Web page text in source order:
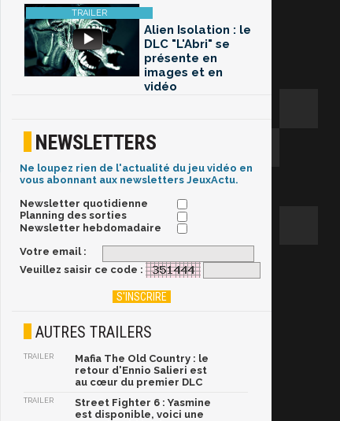
Alien Isolation : le
DLC "L'Abri" se
présente en
images et en
vidéo
NEWSLETTERS
Ne loupez rien de l'actualité du jeu vidéo en
vous abonnant aux newsletters JeuxActu.
Newsletter quotidienne
Planning des sorties
Newsletter hebdomadaire
Votre email :
Veuillez saisir ce code :
AUTRES TRAILERS
TRAILER
Mafia The Old Country : le
retour d'Ennio Salieri est
au cœur du premier DLC
TRAILER
Street Fighter 6 : Yasmine
est disponible, voici une